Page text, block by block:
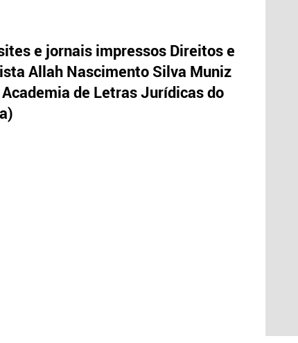
e jornais impressos Direitos e
Allah Nascimento Silva Muniz
de Letras Jurídicas do